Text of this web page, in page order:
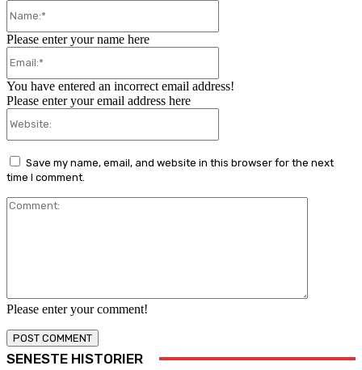
Please enter your comment!
Please enter your name here
You have entered an incorrect email address!
Please enter your email address here
Save my name, email, and website in this browser for the next
time I comment.
SENESTE HISTORIER